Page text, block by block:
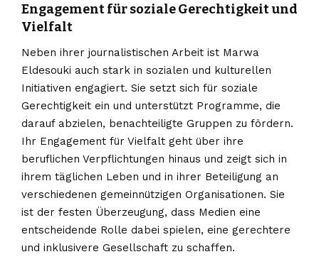
Engagement für soziale Gerechtigkeit und
Vielfalt
Neben ihrer journalistischen Arbeit ist Marwa
Eldesouki auch stark in sozialen und kulturellen
Initiativen engagiert. Sie setzt sich für soziale
Gerechtigkeit ein und unterstützt Programme, die
darauf abzielen, benachteiligte Gruppen zu fördern.
Ihr Engagement für Vielfalt geht über ihre
beruflichen Verpflichtungen hinaus und zeigt sich in
ihrem täglichen Leben und in ihrer Beteiligung an
verschiedenen gemeinnützigen Organisationen. Sie
ist der festen Überzeugung, dass Medien eine
entscheidende Rolle dabei spielen, eine gerechtere
und inklusivere Gesellschaft zu schaffen.